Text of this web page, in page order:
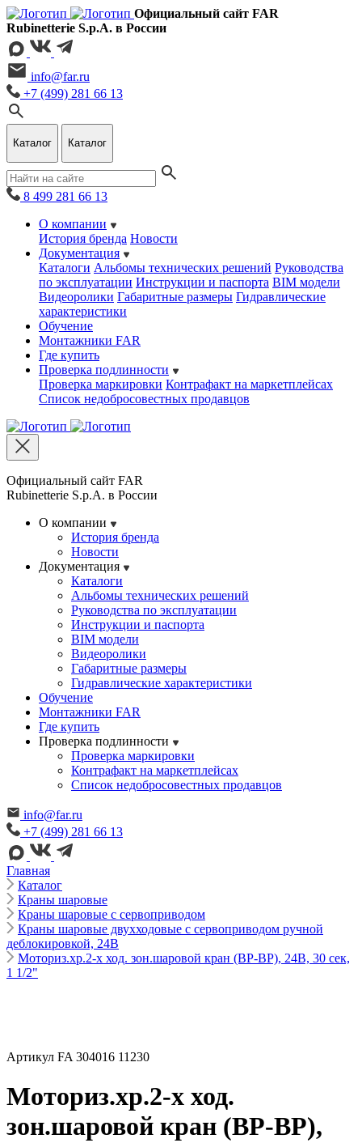
Официальный сайт FAR
Rubinetterie S.p.A. в России
info@far.ru
+7 (499) 281 66 13
Каталог Каталог
8 499 281 66 13
О компании
История бренда Новости
Документация
Каталоги Альбомы технических решений Руководства
по эксплуатации Инструкции и паспорта BIM модели
Видеоролики Габаритные размеры Гидравлические
характеристики
Обучение
Монтажники FAR
Где купить
Проверка подлинности
Проверка маркировки Контрафакт на маркетплейсах
Cписок недобросовестных продавцов
Официальный сайт FAR
Rubinetterie S.p.A. в России
О компании
История бренда
Новости
Документация
Каталоги
Альбомы технических решений
Руководства по эксплуатации
Инструкции и паспорта
BIM модели
Видеоролики
Габаритные размеры
Гидравлические характеристики
Обучение
Монтажники FAR
Где купить
Проверка подлинности
Проверка маркировки
Контрафакт на маркетплейсах
Cписок недобросовестных продавцов
info@far.ru
+7 (499) 281 66 13
Главная
Каталог
Краны шаровые
Краны шаровые с сервоприводом
Краны шаровые двухходовые с сервоприводом ручной
деблокировкой, 24В
Моториз.хр.2-х ход. зон.шаровой кран (ВР-ВР), 24В, 30 сек,
1 1/2"
Артикул FA 304016 11230
Моториз.хр.2-х ход.
зон.шаровой кран (ВР-ВР),